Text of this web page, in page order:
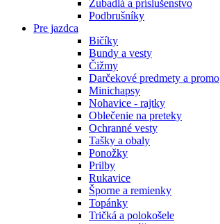
Zubadlá a príslušenstvo
Podbrušníky
Pre jazdca
Bičíky
Bundy a vesty
Čižmy
Darčekové predmety a promo
Minichapsy
Nohavice - rajtky
Oblečenie na preteky
Ochranné vesty
Tašky a obaly
Ponožky
Prilby
Rukavice
Šporne a remienky
Topánky
Tričká a polokošele